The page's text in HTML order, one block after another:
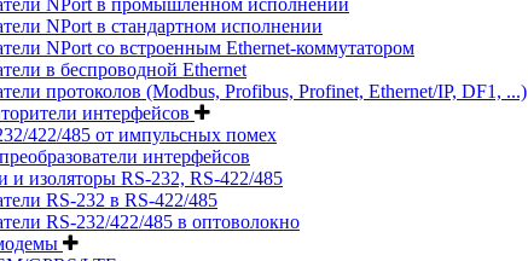
NPort в стандартном исполнении
NPort со встроенным Ethernet-коммутатором
в беспроводной Ethernet
протоколов (Modbus, Profibus, Profinet, Ethernet/IP, DF1, ...)
интерфейсов
422/485 от импульсных помех
интерфейсов
и изоляторы RS-232, RS-422/485
RS-232 в RS-422/485
RS-232/422/485 в оптоволокно